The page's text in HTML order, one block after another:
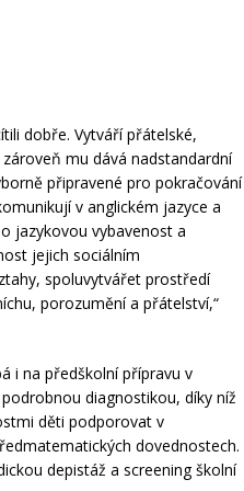
dobře. Vytváří přátelské,
mu dává nadstandardní
připravené pro pokračování
v anglickém jazyce a
jazykovou vybavenost a
jejich sociálním
spoluvytvářet prostředí
porozumění a přátelství,“
i na předškolní přípravu v
diagnostikou, díky níž
děti podporovat v
dovednostech.
depistáž a screening školní